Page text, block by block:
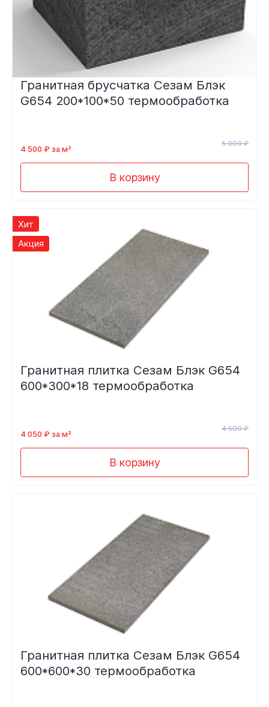
Гранитная брусчатка Сезам Блэк
G654 200*100*50 термообработка
4 500 ₽ за м²
5 000 ₽
В корзину
Хит
Акция
Гранитная плитка Сезам Блэк G654
600*300*18 термообработка
4 050 ₽ за м²
4 500 ₽
В корзину
Гранитная плитка Сезам Блэк G654
600*600*30 термообработка